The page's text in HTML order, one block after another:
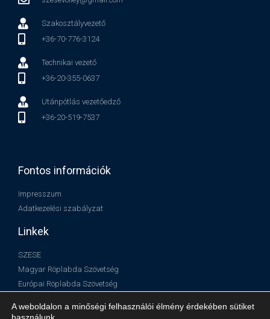
Szakosztályvezető
+36-70-776-3124
Technikai vezető
+36-20-355-0637
Utánpótlás vezetőedző
+36-20-519-7537
Fontos információk
Impresszum
Adatkezelési szabályzat
Linkek
SZESE
Magyar Röplabda Szövetség
Európai Röplabda Szövetség
A weboldalon a minőségi felhasználói élmény érdekében sütiket